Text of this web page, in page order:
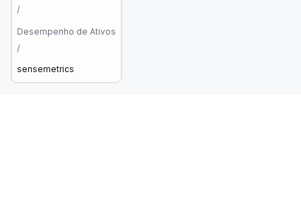
/
Desempenho de Ativos
/
sensemetrics